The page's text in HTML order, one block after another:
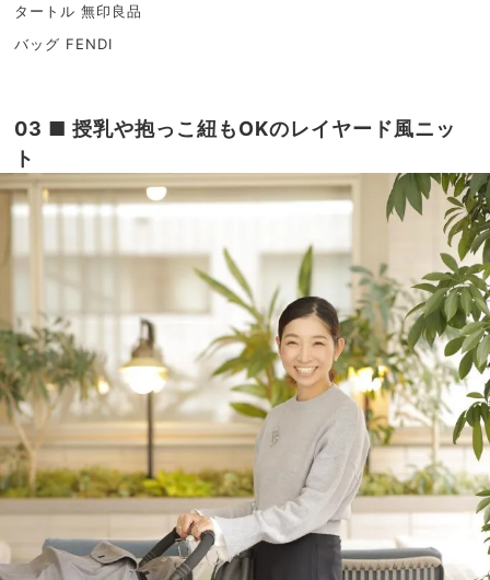
タートル 無印良品
バッグ FENDI
03 ■ 授乳や抱っこ紐もOKのレイヤード風ニッ
ト